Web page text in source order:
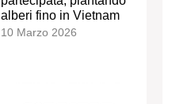
alberi fino in Vietnam
10 Marzo 2026